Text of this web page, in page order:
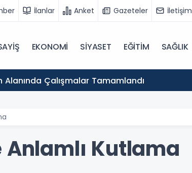
İlanlar Anket Gazeteler İletişim
EKONOMİ SİYASET EĞİTİM SAĞLIK
Çalışmalar Tamamlandı
Anlamlı Kutlama